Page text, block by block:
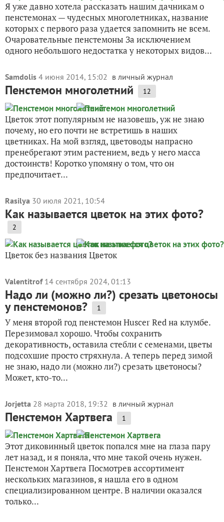
Я уже давно хотела рассказать нашим дачникам о
пенстемонах — чудесных многолетниках, название
которых с первого раза удается запомнить не всем.
Очаровательные пенстемоны За исключением
одного небольшого недостатка у некоторых видов...
Samdolis 4 июня 2014, 15:02 в личный журнал
Пенстемон многолетний 12
Цветок этот популярным не назовешь, уж не знаю
почему, но его почти не встретишь в наших
цветниках. На мой взгляд, цветоводы напрасно
пренебрегают этим растением, ведь у него масса
достоинств! Коротко упомяну о том, что он
предпочитает...
Rasilya 30 июля 2021, 10:54
Как называется цветок на этих фото?
2
Цветок без названия Цветок
Valentitrof 14 сентября 2024, 01:13
Надо ли (можно ли?) срезать цветоносы
у пенстемонов? 1
У меня второй год пенстемон Huscer Red на клумбе.
Перезимовал хорошо. Чтобы сохранить
декоративность, оставила стебли с семенами, цветы
подсохшие просто стряхнула. А теперь перед зимой
не знаю, надо ли (можно ли?) срезать цветоносы?
Может, кто-то...
Jorjetta 28 марта 2018, 19:32 в личный журнал
Пенстемон Хартвега 1
Этот диковинный цветок попался мне на глаза пару
лет назад, и я поняла, что мне такой очень нужен.
Пенстемон Хартвега Посмотрев ассортимент
нескольких магазинов, я нашла его в одном
специализированном центре. В наличии оказался
только...